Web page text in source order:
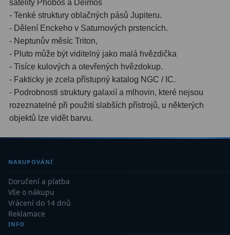
Binokulární dalekohledy 285
Astronomické44
Lovecké a turistické114
Univerzální38
Kapesní14
Divadelní2
Dálkoměry a Noční vidění
satelity Phobos a Deimos
- Tenké struktury oblačných pásů Jupiteru.
- Dělení Enckeho v Saturnových prstencích.
- Neptunův měsíc Triton,
- Pluto může být viditelný jako malá hvězdička
- Tisíce kulových a otevřených hvězdokup.
- Fakticky je zcela přístupný katalog NGC / IC.
- Podrobnosti struktury galaxií a mlhovin, které nejsou
rozeznatelné při použití slabších přístrojů, u některých
objektů lze vidět barvu.
NAKUPOVÁNÍ
Doručení a platba
Vše o nákupu
Vrácení do 14 dnů
Reklamace
INFO